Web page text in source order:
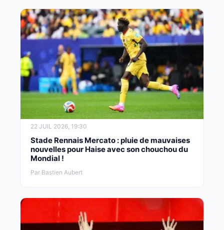
22 JUIL 2026, 19:30
Stade Rennais Mercato : pluie de mauvaises
nouvelles pour Haise avec son chouchou du
Mondial !
Par Bastien Aubert